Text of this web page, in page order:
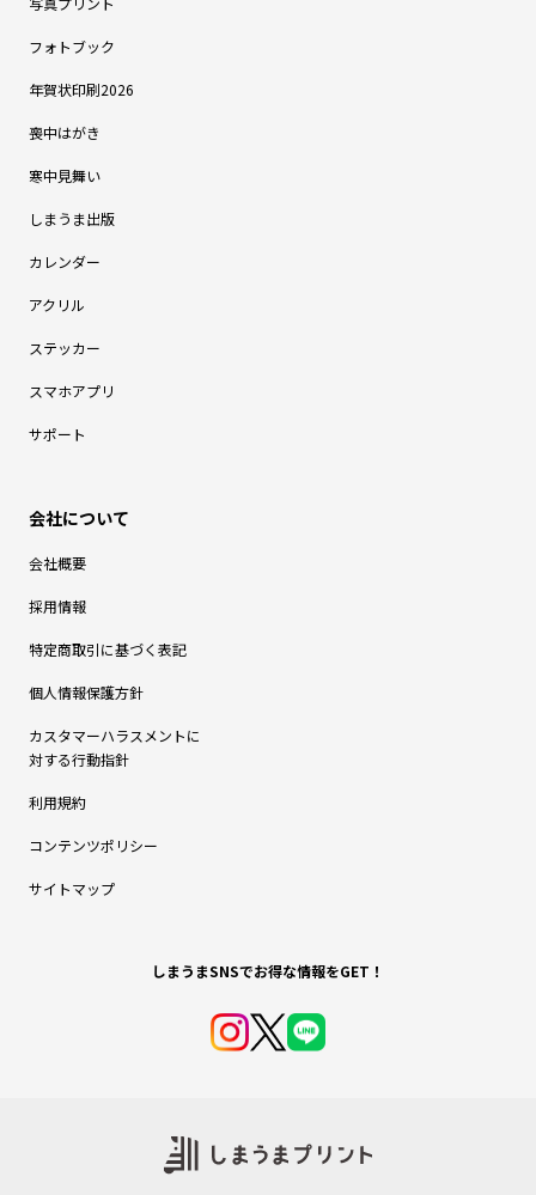
フォトブック
年賀状印刷2026
喪中はがき
寒中見舞い
しまうま出版
カレンダー
アクリル
ステッカー
スマホアプリ
サポート
会社概要
採用情報
特定商取引に基づく表記
個人情報保護方針
カスタマーハラスメントに
対する行動指針
利用規約
コンテンツポリシー
サイトマップ